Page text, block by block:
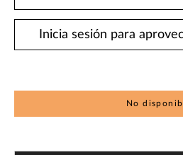
Inicia sesión para
No